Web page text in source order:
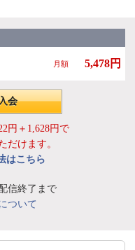
月額 5,478円
会
円＋1,628円で
だけます。
はこちら
信終了まで
ついて